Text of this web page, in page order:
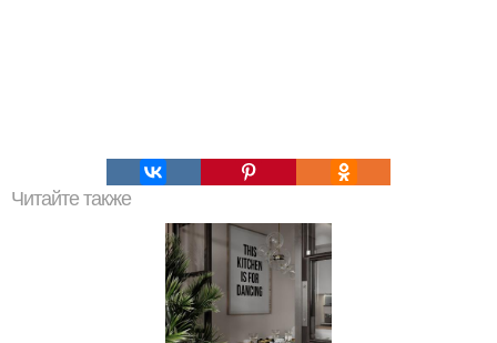
Читайте также